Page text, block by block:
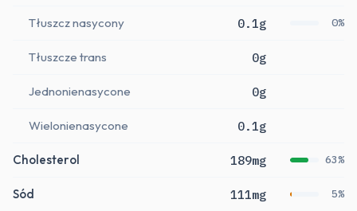
Tłuszcz nasycony 0.1g 0%
Tłuszcze trans 0g
Jednonienasycone 0g
Wielonienasycone 0.1g
Cholesterol 189mg 63%
Sód 111mg 5%